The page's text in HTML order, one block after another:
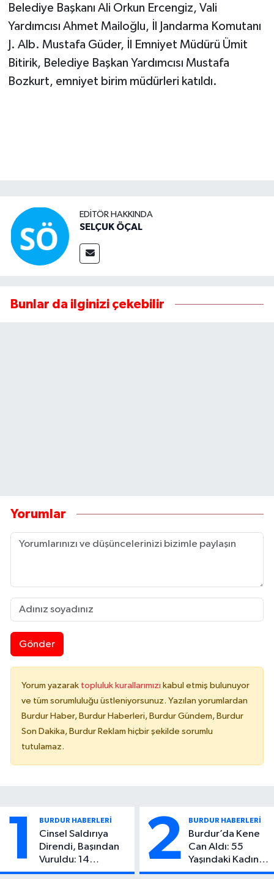
Belediye Başkanı Ali Orkun Ercengiz, Vali
Yardımcısı Ahmet Mailoğlu, İl Jandarma Komutanı
J. Alb. Mustafa Güder, İl Emniyet Müdürü Ümit
Bitirik, Belediye Başkan Yardımcısı Mustafa
Bozkurt, emniyet birim müdürleri katıldı.
EDITÖR HAKKINDA
SELÇUK ÖÇAL
Bunlar da ilginizi çekebilir
Yorumlar
Gönder
Yorum yazarak topluluk kurallarımızı kabul etmiş bulunuyor
ve tüm sorumluluğu üstleniyorsunuz. Yazılan yorumlardan
Burdur Haber, Burdur Haberleri, Burdur Gündem, Burdur
Son Dakika, Burdur Reklam hiçbir şekilde sorumlu
tutulamaz.
1 BURDUR HABERLERİ
Cinsel Saldırıya
Direndi, Başından
Vuruldu: 14
Yaşındaki Çocuktan
2 BURDUR HABERLERİ
Burdur’da Kene
Can Aldı: 55
Yaşındaki Kadın
Hayatını Kaybetti